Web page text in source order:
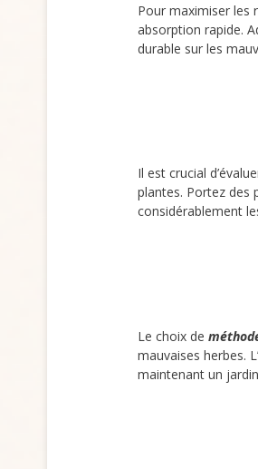
Pour maximiser les
absorption rapide.
durable sur les
Il est crucial
plantes. Portez des
considérablement
Le choix de
mauvaises herbes. L’
maintenant un